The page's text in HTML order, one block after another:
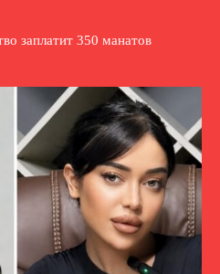
заплатит 350 манатов